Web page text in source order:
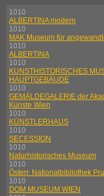
1010
ALBERTINA modern
1010
MAK Museum für
1010
ALBERTINA
1010
KUNSTHISTORISCHES
HAUPTGEBÄUDE
1010
GEMÄLDEGALERIE der
Künste Wien
1010
KÜNSTLERHAUS
1010
SECESSION
1010
Naturhistorisches Museum
1010
Österr. Nationalbibliothek
1010
DOM MUSEUM WIEN